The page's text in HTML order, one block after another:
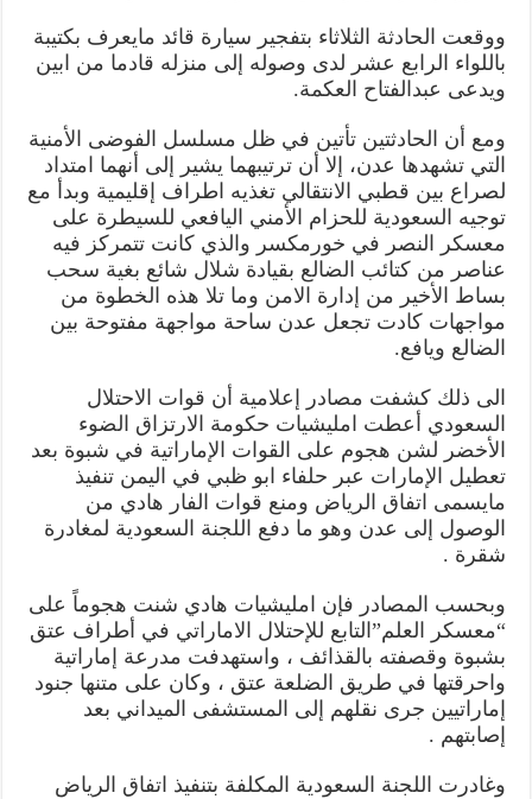
ووقعت الحادثة الثلاثاء بتفجير سيارة قائد مايعرف بكتيبة
باللواء الرابع عشر لدى وصوله إلى منزله قادما من ابين
ويدعى عبدالفتاح العكمة.
ومع أن الحادثتين تأتين في ظل مسلسل الفوضى الأمنية
التي تشهدها عدن، إلا أن ترتيبهما يشير إلى أنهما امتداد
لصراع بين قطبي الانتقالي تغذيه اطراف إقليمية وبدأ مع
توجيه السعودية للحزام الأمني اليافعي للسيطرة على
معسكر النصر في خورمكسر والذي كانت تتمركز فيه
عناصر من كتائب الضالع بقيادة شلال شائع بغية سحب
بساط الأخير من إدارة الامن وما تلا هذه الخطوة من
مواجهات كادت تجعل عدن ساحة مواجهة مفتوحة بين
الضالع ويافع.
الى ذلك كشفت مصادر إعلامية أن قوات الاحتلال
السعودي أعطت امليشيات حكومة الارتزاق الضوء
الأخضر لشن هجوم على القوات الإماراتية في شبوة بعد
تعطيل الإمارات عبر حلفاء ابو ظبي في اليمن تنفيذ
مايسمى اتفاق الرياض ومنع قوات الفار هادي من
الوصول إلى عدن وهو ما دفع اللجنة السعودية لمغادرة
شقرة .
وبحسب المصادر فإن امليشيات هادي شنت هجوماً على
“معسكر العلم”التابع للإحتلال الاماراتي في أطراف عتق
بشبوة وقصفته بالقذائف ، واستهدفت مدرعة إماراتية
واحرقتها في طريق الضلعة عتق ، وكان على متنها جنود
إماراتيين جرى نقلهم إلى المستشفى الميداني بعد
إصابتهم .
وغادرت اللجنة السعودية المكلفة بتنفيذ اتفاق الرياض